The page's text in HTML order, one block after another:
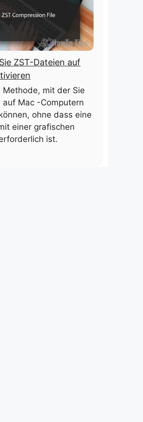
ZST-Dateien auf
Methode, mit der Sie
auf Mac -Computern
ohne dass eine
einer grafischen
ist.